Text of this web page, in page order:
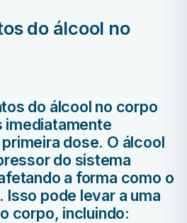
do álcool no
do álcool no corpo
imediatamente
dose. O álcool
do sistema
a forma como o
pode levar a uma
corpo, incluindo: